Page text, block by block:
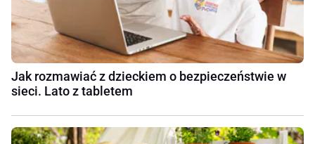
Jak rozmawiać z dzieckiem o bezpieczeństwie w
sieci. Lato z tabletem